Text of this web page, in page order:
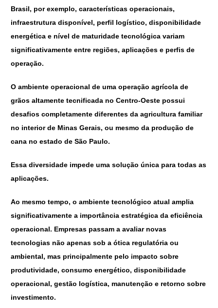
Brasil, por exemplo, características operacionais,
infraestrutura disponível, perfil logístico, disponibilidade
energética e nível de maturidade tecnológica variam
significativamente entre regiões, aplicações e perfis de
operação.
O ambiente operacional de uma operação agrícola de
grãos altamente tecnificada no Centro-Oeste possui
desafios completamente diferentes da agricultura familiar
no interior de Minas Gerais, ou mesmo da produção de
cana no estado de São Paulo.
Essa diversidade impede uma solução única para todas as
aplicações.
Ao mesmo tempo, o ambiente tecnológico atual amplia
significativamente a importância estratégica da eficiência
operacional. Empresas passam a avaliar novas
tecnologias não apenas sob a ótica regulatória ou
ambiental, mas principalmente pelo impacto sobre
produtividade, consumo energético, disponibilidade
operacional, gestão logística, manutenção e retorno sobre
investimento.